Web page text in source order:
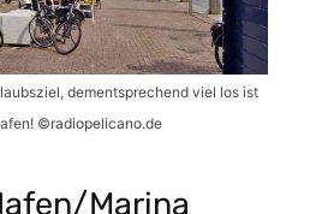
dementsprechend viel los ist
©radiopelicano.de
Marina